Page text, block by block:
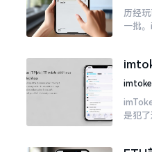
历经
一批
就得
确拼
是犯了